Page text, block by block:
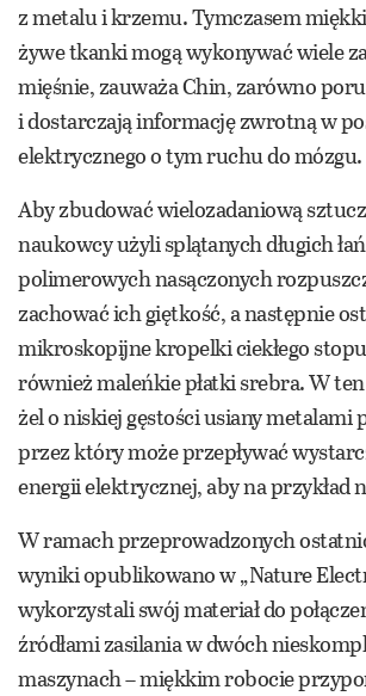
z metalu i krzemu. Tymczasem
żywe tkanki mogą wykonywać wiele
mięśnie, zauważa Chin, zarówno
i dostarczają informację zwrotną w
elektrycznego o tym ruchu do mózgu.
Aby zbudować wielozadaniową
naukowcy użyli splątanych długich
polimerowych nasączonych
zachować ich giętkość, a następnie
mikroskopijne kropelki ciekłego
również maleńkie płatki srebra. W
żel o niskiej gęstości usiany metalami
przez który może przepływać
energii elektrycznej, aby na przykład
W ramach przeprowadzonych
wyniki opublikowano w „Nature
wykorzystali swój materiał do
źródłami zasilania w dwóch
maszynach – miękkim robocie